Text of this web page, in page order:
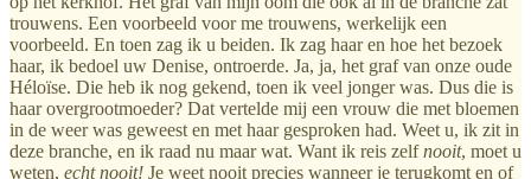
trouwens. Een voorbeeld voor me trouwens, werkelijk een
voorbeeld. En toen zag ik u beiden. Ik zag haar en hoe het bezoek
haar, ik bedoel uw Denise, ontroerde. Ja, ja, het graf van onze oude
Héloïse. Die heb ik nog gekend, toen ik veel jonger was. Dus die is
haar overgrootmoeder? Dat vertelde mij een vrouw die met bloemen
in de weer was geweest en met haar gesproken had. Weet u, ik zit in
deze branche, en ik raad nu maar wat. Want ik reis zelfnooit, moet u
weten, echt nooit! Je weet nooit precies wanneer je terugkomt en of